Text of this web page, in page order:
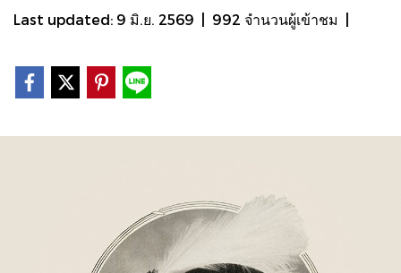
Last updated: 9 มิ.ย. 2569 992 จำนวนผู้เข้าชม